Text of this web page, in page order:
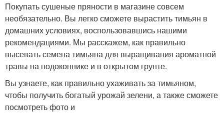
Покупать сушеные пряности в магазине совсем
необязательно. Вы легко сможете вырастить тимьян в
домашних условиях, воспользовавшись нашими
рекомендациями. Мы расскажем, как правильно
высевать семена тимьяна для выращивания ароматной
травы на подоконнике и в открытом грунте.
Вы узнаете, как правильно ухаживать за тимьяном,
чтобы получить богатый урожай зелени, а также сможете
посмотреть фото и